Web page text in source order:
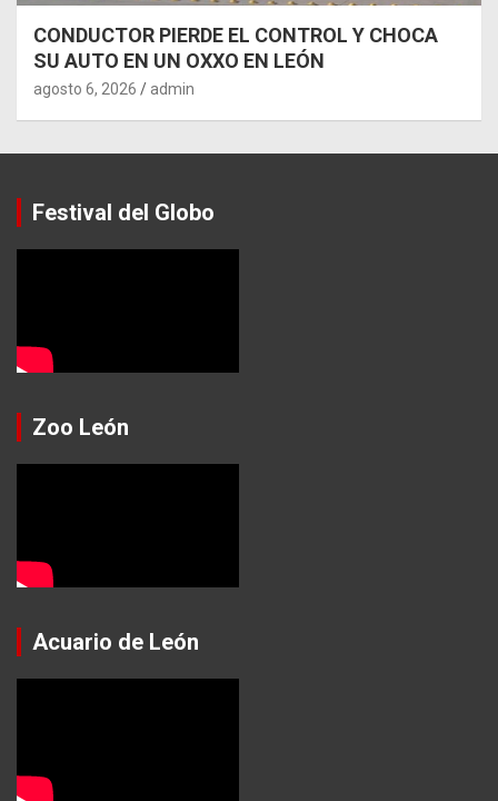
CONDUCTOR PIERDE EL CONTROL Y CHOCA
SU AUTO EN UN OXXO EN LEÓN
agosto 6, 2026 admin
Festival del Globo
Zoo León
Acuario de León